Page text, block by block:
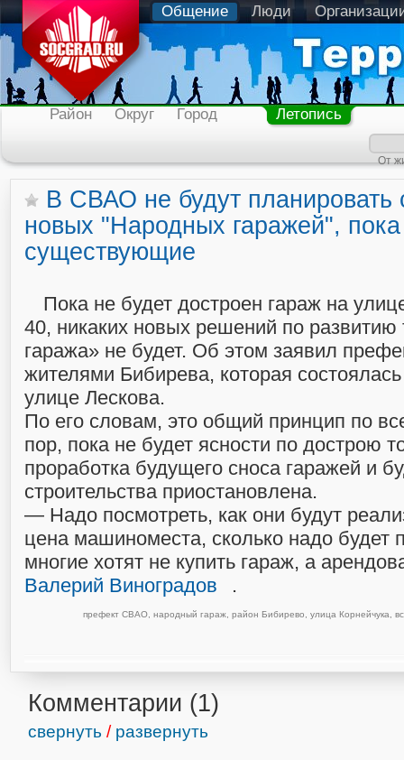
Общение Люди
Район Округ Город Летопись
От
В СВАО не будут планировать
новых "Народных гаражей", пока
существующие
Пока не будет достроен гараж на
40, никаких новых решений по
гаража» не будет. Об этом заявил
жителями Бибирева, которая
улице Лескова.
По его словам, это общий принцип по
пор, пока не будет ясности по дострою
проработка будущего сноса гаражей и
строительства приостановлена.
— Надо посмотреть, как они будут
цена машиноместа, сколько надо будет
многие хотят не купить гараж, а
Валерий Виноградов
.
префект СВАО, народный гараж, район Бибирево улица Корнейчука
Комментарии (1)
свернуть / развернуть